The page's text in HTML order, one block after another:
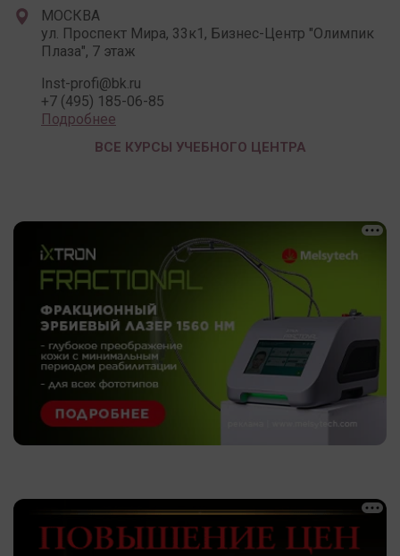
МОСКВА
ул. Проспект Мира, 33к1, Бизнес-Центр "Олимпик
Плаза", 7 этаж
Inst-profi@bk.ru
+7 (495) 185-06-85
Подробнее
ВСЕ КУРСЫ УЧЕБНОГО ЦЕНТРА